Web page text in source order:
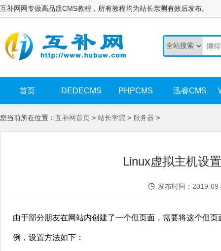
互补网网专做高品质CMS教程，所有教程均为站长亲测有效后发布。
首页 DEDECMS PHPCMS 迅睿CMS
您当前所在位置： 互补网首页 > 站长学院 > 服务器 >
Linux虚拟主机设
发布时间：2019-
由于部分朋友在网站内创建了一个但页面，需要将这个但
例，设置方法如下：